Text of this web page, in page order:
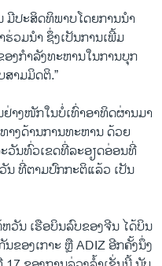
ມີປະສິດທິພາບໂດຍການນຳ
ວມນຳ ຊຶ່ງເປັນການເພີ້ມ
ງກຳລັງທະຫານໃນການບຸກ
າມມິດຕິ.”
າງໜັກໃນບໍ່ເທົ່າອາທິດຜ່ານມາ
ງດ້ານການທະຫານ ດ້ວຍ
ວັນທົ່ວເຂດທີ່ລະອຽດອ່ອນທີ່
ນ ທີ່ຕາມປົກກະຕິແລ້ວ ເປັນ
ວັນ ເຮືອບິນລົບຂອງຈີນ ໄດ້ບິນ
ຂອງເກາະ ຫຼື ADIZ ອີກຄັ້ງນຶ່ງ